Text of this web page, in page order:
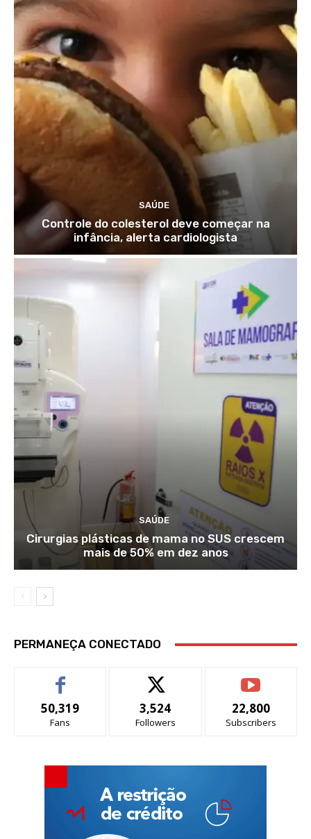
SAÚDE
Controle do colesterol deve começar na
infância, alerta cardiologista
SAÚDE
Cirurgias plásticas de mama no SUS crescem
mais de 50% em dez anos
PERMANEÇA CONECTADO
50,319
Fans
3,524
Followers
22,800
Subscribers